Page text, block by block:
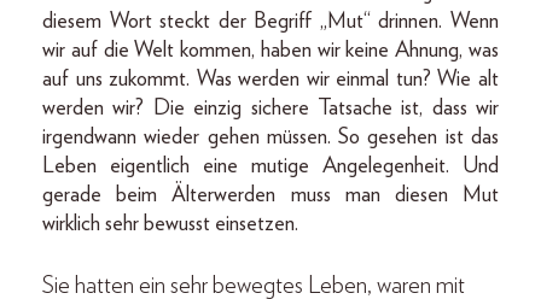
diesem Wort steckt der Begriff „Mut“ drinnen. Wenn
wir auf die Welt kommen, haben wir keine Ahnung, was
auf uns zukommt. Was werden wir einmal tun? Wie alt
werden wir? Die einzig sichere Tatsache ist, dass wir
irgendwann wieder gehen müssen. So ­gesehen ist das
Leben eigentlich eine mutige Angelegenheit. Und
gerade beim Älterwerden muss man ­diesen Mut
wirklich sehr bewusst einsetzen.
Sie hatten ein sehr bewegtes Leben, waren mit